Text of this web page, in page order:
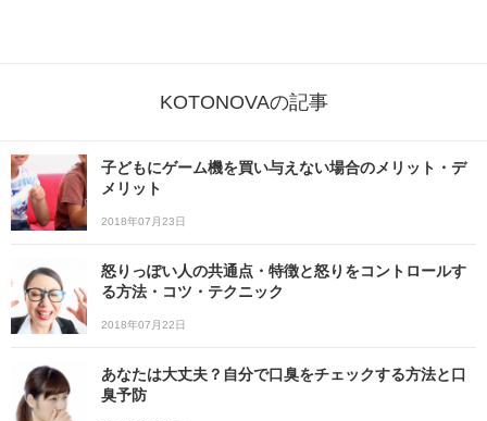
KOTONOVAの記事
子どもにゲーム機を買い与えない場合のメリット・デ
メリット
2018年07月23日
怒りっぽい人の共通点・特徴と怒りをコントロールす
る方法・コツ・テクニック
2018年07月22日
あなたは大丈夫？自分で口臭をチェックする方法と口
臭予防